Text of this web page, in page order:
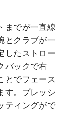
までが一直線
とクラブが一
したストロー
バックで右
とでフェース
す。プレッシ
ティングがで